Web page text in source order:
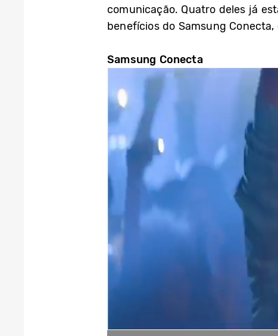
comunicação. Quatro deles já
benefícios do Samsung
Samsung Conecta